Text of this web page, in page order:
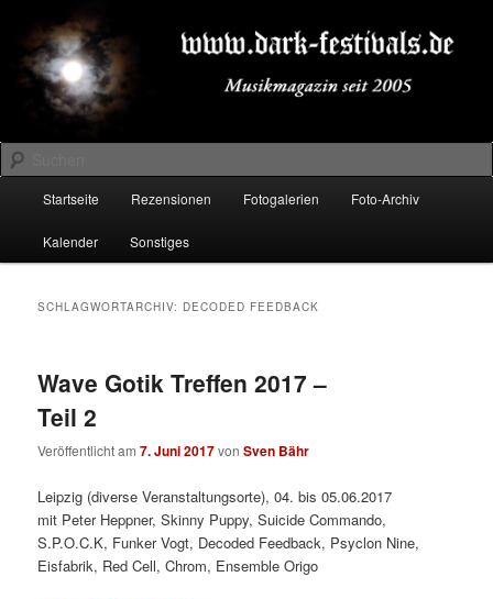
primären
Inhalt
springen
sekundären
Inhalt
springenDARK-FESTIVALS.DE
Suchen
Startseite Rezensionen Fotogalerien Foto-Archiv
Kalender Sonstiges
SCHLAGWORTARCHIV: DECODED FEEDBACK
Wave Gotik Treffen 2017 –
Teil 2
Veröffentlicht am7. Juni 2017vonSven Bähr
Leipzig (diverse Veranstaltungsorte), 04. bis 05.06.2017
mit Peter Heppner, Skinny Puppy, Suicide Commando,
S.P.O.C.K, Funker Vogt, Decoded Feedback, Psyclon Nine,
Eisfabrik, Red Cell, Chrom, Ensemble Origo